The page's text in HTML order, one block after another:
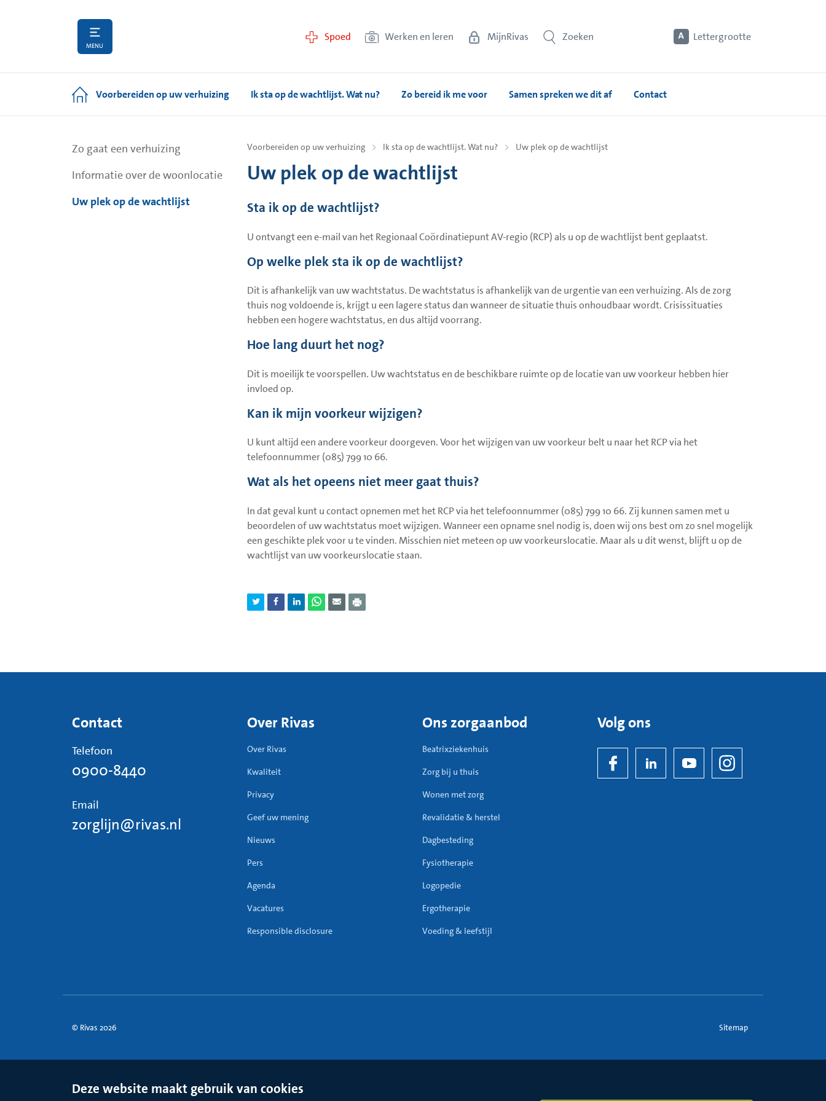
MENU
Spoed Werken en leren MijnRivas Zoeken Lettergrootte
Voorbereiden op uw verhuizing Ik sta op de wachtlijst. Wat nu? Zo bereid ik me voor Samen spreken we dit af Contact
Zo gaat een verhuizing
Informatie over de woonlocatie
Uw plek op de wachtlijst
Voorbereiden op uw verhuizing Ik sta op de wachtlijst. Wat nu? Uw plek op de wachtlijst
Uw plek op de wachtlijst
Sta ik op de wachtlijst?
U ontvangt een e-mail van het Regionaal Coördinatiepunt AV-regio (RCP) als u op de wachtlijst bent geplaatst.
Op welke plek sta ik op de wachtlijst?
Dit is afhankelijk van uw wachtstatus. De wachtstatus is afhankelijk van de urgentie van een verhuizing. Als de zorg
thuis nog voldoende is, krijgt u een lagere status dan wanneer de situatie thuis onhoudbaar wordt. Crisissituaties
hebben een hogere wachtstatus, en dus altijd voorrang.
Hoe lang duurt het nog?
Dit is moeilijk te voorspellen. Uw wachtstatus en de beschikbare ruimte op de locatie van uw voorkeur hebben hier
invloed op.
Kan ik mijn voorkeur wijzigen?
U kunt altijd een andere voorkeur doorgeven. Voor het wijzigen van uw voorkeur belt u naar het RCP via het
telefoonnummer (085) 799 10 66.
Wat als het opeens niet meer gaat thuis?
In dat geval kunt u contact opnemen met het RCP via het telefoonnummer (085) 799 10 66. Zij kunnen samen met u
beoordelen of uw wachtstatus moet wijzigen. Wanneer een opname snel nodig is, doen wij ons best om zo snel mogelijk
een geschikte plek voor u te vinden. Misschien niet meteen op uw voorkeurslocatie. Maar als u dit wenst, blijft u op de
wachtlijst van uw voorkeurslocatie staan.
Contact
Telefoon
0900-8440
Email
zorglijn@rivas.nl
Over Rivas
Over Rivas
Kwaliteit
Privacy
Geef uw mening
Nieuws
Pers
Agenda
Vacatures
Responsible disclosure
Ons zorgaanbod
Beatrixziekenhuis
Zorg bij u thuis
Wonen met zorg
Revalidatie & herstel
Dagbesteding
Fysiotherapie
Logopedie
Ergotherapie
Voeding & leefstijl
Volg ons
© Rivas 2026 Sitemap
Deze website maakt gebruik van cookies